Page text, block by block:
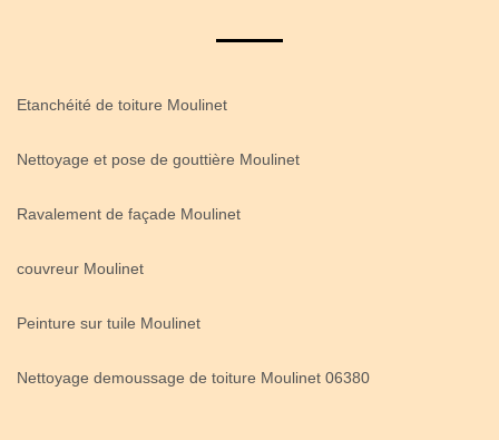
Etanchéité de toiture Moulinet
Nettoyage et pose de gouttière Moulinet
Ravalement de façade Moulinet
couvreur Moulinet
Peinture sur tuile Moulinet
Nettoyage demoussage de toiture Moulinet 06380